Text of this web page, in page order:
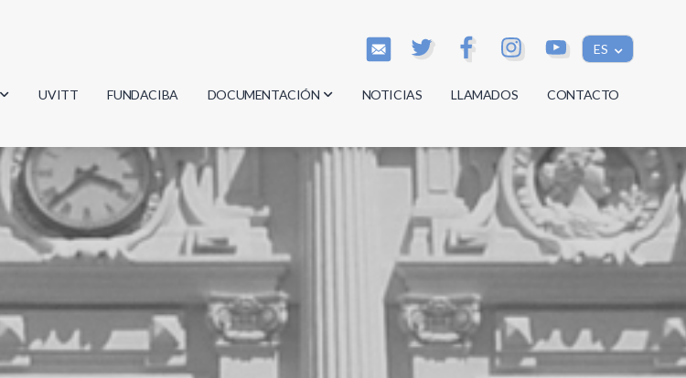
ES
UVITT FUNDACIBA DOCUMENTACIÓN
Actas
Reglamentos
Documentos
NOTICIAS LLAMADOS CONTACTO